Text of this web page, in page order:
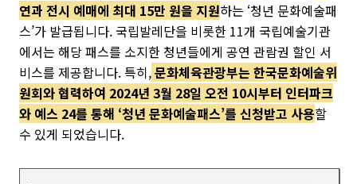
연과 전시 예매에 최대 15만 원을 지원하는 ‘청년 문화예술패
스’가 발급됩니다. 국립발레단을 비롯한 11개 국립예술기관
에서는 해당 패스를 소지한 청년들에게 공연 관람권 할인 서
비스를 제공합니다. 특히,문화체육관광부는 한국문화예술위
원회와 협력하여 2024년 3월 28일 오전 10시부터 인터파크
와 예스 24를 통해 ‘청년 문화예술패스’를 신청받고 사용할
수 있게 되었습니다.